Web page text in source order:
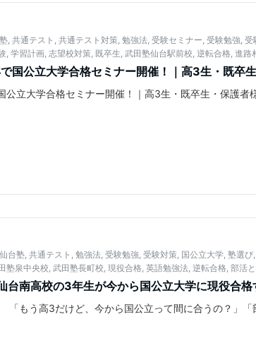
,共通テスト ,共通テスト対策 ,勉強法 ,受験セミナー ,受験勉強 ,受
,学習計画 ,志望校対策 既卒生 ,武田塾仙台駅前校 ,逆転合格 ,進路
で国公立大学合格セミナー開催！｜高3生・既卒
公立大学合格セミナー開催！｜高3生・既卒生・保護者
仙台塾 ,共通テスト ,勉強法 ,受験勉強 ,受験対策 国公立大学 ,塾選び
塾泉中央校 ,武田塾長町校 ,現役合格 ,英語勉強法 ,逆転合格 ,部活
台南高校の3年生が今から国公立大学に現役合格
「もう高3だけど、今から国公立って間に合うの？」「